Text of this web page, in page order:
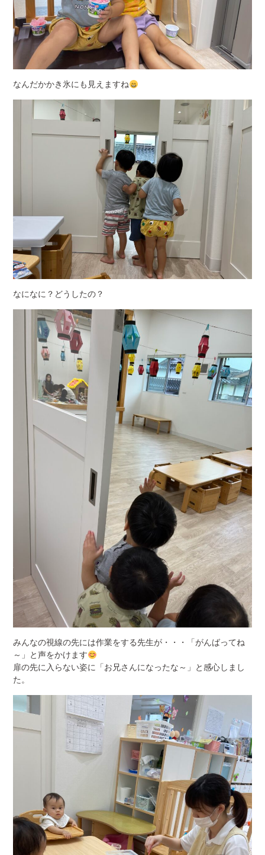
なんだかかき氷にも見えますね
なになに？どうしたの？
みんなの視線の先には作業をする先生が・・・「がんばってね
～」と声をかけます
扉の先に入らない姿に「お兄さんになったな～」と感心しまし
た。